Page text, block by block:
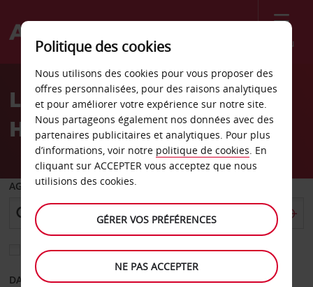
Menu
Welcome
AvisLocation de voiture
Harstad
AGENCE DE DÉPART
Sélectionnez une autre agence de retour
DATE DE DÉPART DATE DE RETOUR
Politique des cookies
Nous utilisons des cookies pour vous proposer des
offres personnalisées, pour des raisons analytiques
et pour améliorer votre expérience sur notre site.
Nous partageons également nos données avec des
partenaires publicitaires et analytiques. Pour plus
d’informations, voir notre politique de cookies. En
cliquant sur ACCEPTER vous acceptez que nous
utilisions des cookies.
GÉRER VOS PRÉFÉRENCES
NE PAS ACCEPTER